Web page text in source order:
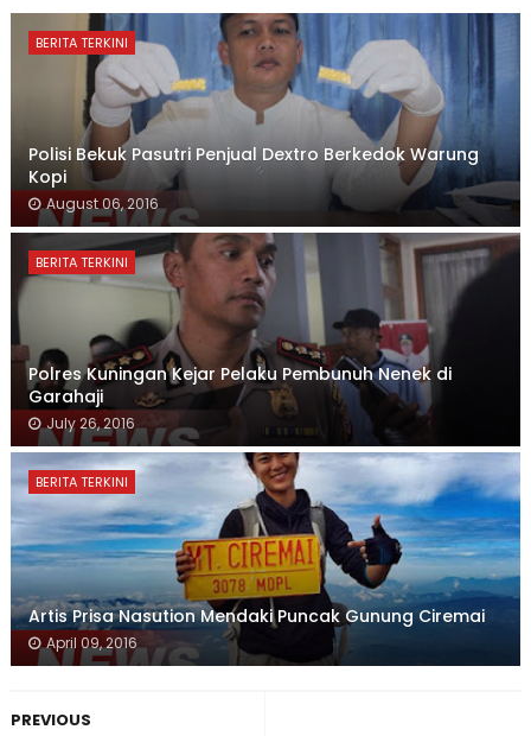
BERITA TERKINI
Polisi Bekuk Pasutri Penjual Dextro Berkedok Warung
Kopi
August 06, 2016
BERITA TERKINI
Polres Kuningan Kejar Pelaku Pembunuh Nenek di
Garahaji
July 26, 2016
BERITA TERKINI
Artis Prisa Nasution Mendaki Puncak Gunung Ciremai
April 09, 2016
PREVIOUS